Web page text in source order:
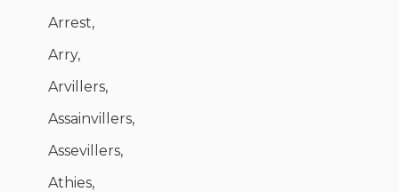
Arrest,
Arry,
Arvillers,
Assainvillers,
Assevillers,
Athies,